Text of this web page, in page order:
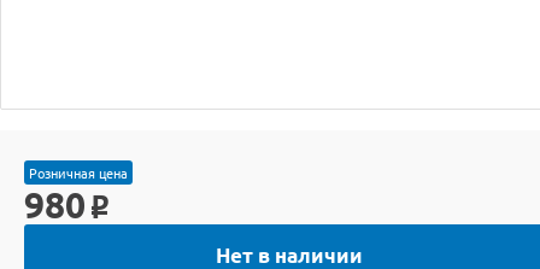
Розничная цена
980 o
Нет в наличии